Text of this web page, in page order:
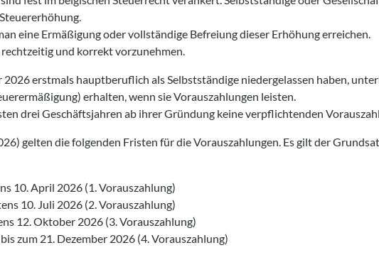
eine Ermäßigung oder vollständige Befreiung dieser Erhöhung erreichen.
und korrekt vorzunehmen.
2026 erstmals hauptberuflich als Selbstständige niedergelassen haben,
erhalten, wenn sie Vorauszahlungen leisten.
drei Geschäftsjahren ab ihrer Gründung keine verpflichtenden
gelten die folgenden Fristen für die Vorauszahlungen. Es gilt der
10. April 2026 (1. Vorauszahlung)
10. Juli 2026 (2. Vorauszahlung)
12. Oktober 2026 (3. Vorauszahlung)
zum 21. Dezember 2026 (4. Vorauszahlung)